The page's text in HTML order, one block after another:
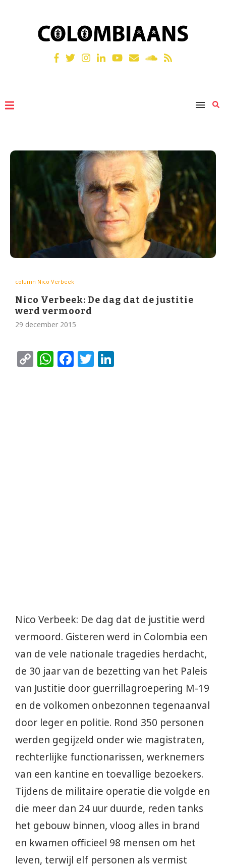
column Nico Verbeek
Nico Verbeek: De dag dat de justitie
werd vermoord
29 december 2015
Copy
Link
WhatsApp
Facebook
Twitter
Nico Verbeek: De dag dat de justitie werd
vermoord. Gisteren werd in Colombia een
van de vele nationale tragedies herdacht,
de 30 jaar van de bezetting van het Paleis
van Justitie door guerrillagroepering M-19
en de volkomen onbezonnen tegenaanval
door leger en politie. Rond 350 personen
werden gegijzeld onder wie magistraten,
rechterlijke functionarissen, werknemers
van een kantine en toevallige bezoekers.
Tijdens de militaire operatie die volgde en
die meer dan 24 uur duurde, reden tanks
het gebouw binnen, vloog alles in brand
en kwamen officieel 98 mensen om het
leven, terwijl elf personen als vermist